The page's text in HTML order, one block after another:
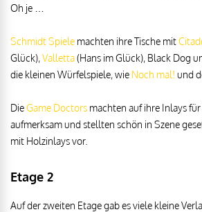
Oh je …
Schmidt Spiele machten ihre Tische mit
Glück),Valletta(Hans im Glück), Black Dog
die kleinen Würfelspiele, wie Noch mal! und
DieGame Doctors machten auf ihre Inlays
aufmerksam und stellten schön in Szene
mit Holzinlays vor.
Etage 2
Auf der zweiten Etage gab es viele kleine